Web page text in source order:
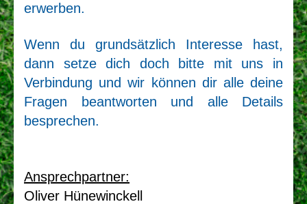
erwerben.
Wenn du grundsätzlich Interesse hast,
dann setze dich doch bitte mit uns in
Verbindung und wir können dir alle deine
Fragen beantworten und alle Details
besprechen.
Ansprechpartner:
Oliver Hünewinckell